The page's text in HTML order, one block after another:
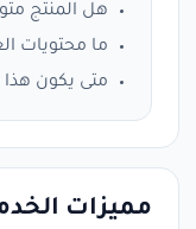
هل المنتج
ما محتويات
متى يكون هذا
مميزات الخدمة